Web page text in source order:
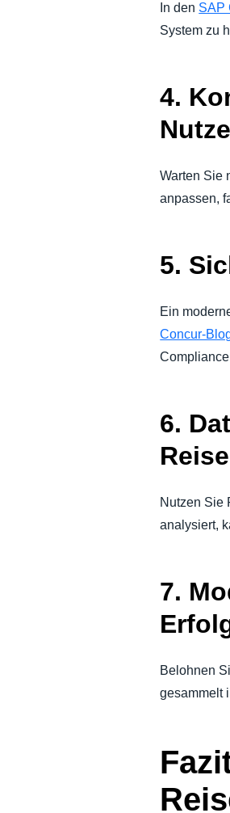
In den SAP
System zu
4.
Warten Sie
anpassen,
5.
Ein
Concur-
6.
Nutzen Sie
analysiert,
7.
Belohnen
gesammelt